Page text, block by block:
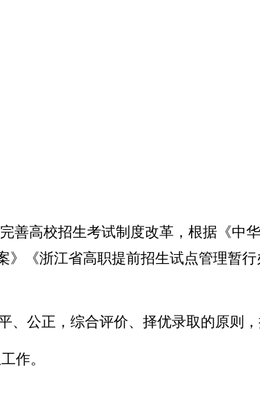
善高校招生考试制度改革，根据《中
《浙江省高职提前招生试点管理暂
、公正，综合评价、择优录取的原则
作。